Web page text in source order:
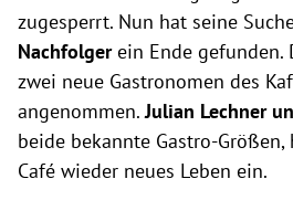
zugesperrt. Nun hat seine
Nachfolgerein Ende gefunden.
zwei neue Gastronomen des
angenommen.Julian Lechner
beide bekannte Gastro-
Café wieder neues Leben ein.